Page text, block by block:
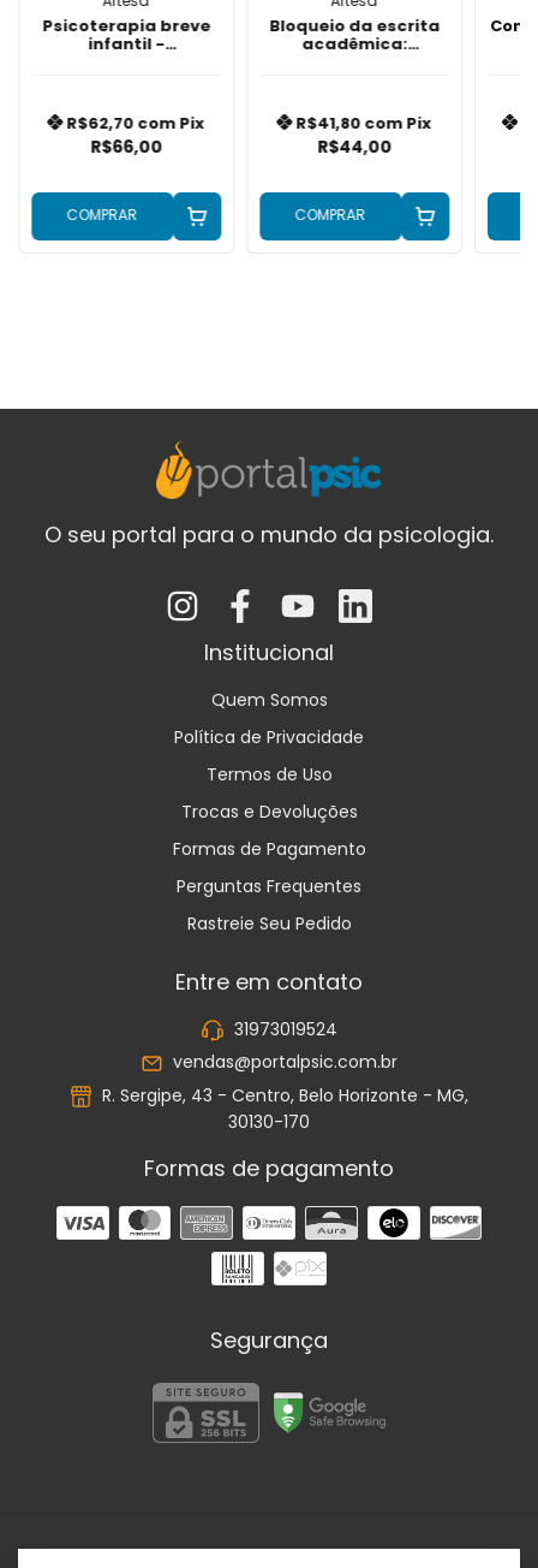
Psicoterapia breve
infantil -
R$66,00
R$62,70 comPix
COMPRAR
Bloqueio da escrita
acadêmica:
R$44,00
R$41,80 comPix
COMPRAR
Com
O seu portal para o mundo da psicologia.
Institucional
Quem Somos
Política de Privacidade
Termos de Uso
Trocas e Devoluções
Formas de Pagamento
Perguntas Frequentes
Rastreie Seu Pedido
Entre em contato
31973019524
vendas@portalpsic.com.br
R. Sergipe, 43 - Centro, Belo Horizonte - MG,
30130-170
Formas de pagamento
Segurança
Portal Psic